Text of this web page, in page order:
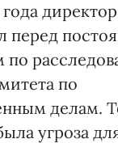
года
перед
по
по
делам.
угроза